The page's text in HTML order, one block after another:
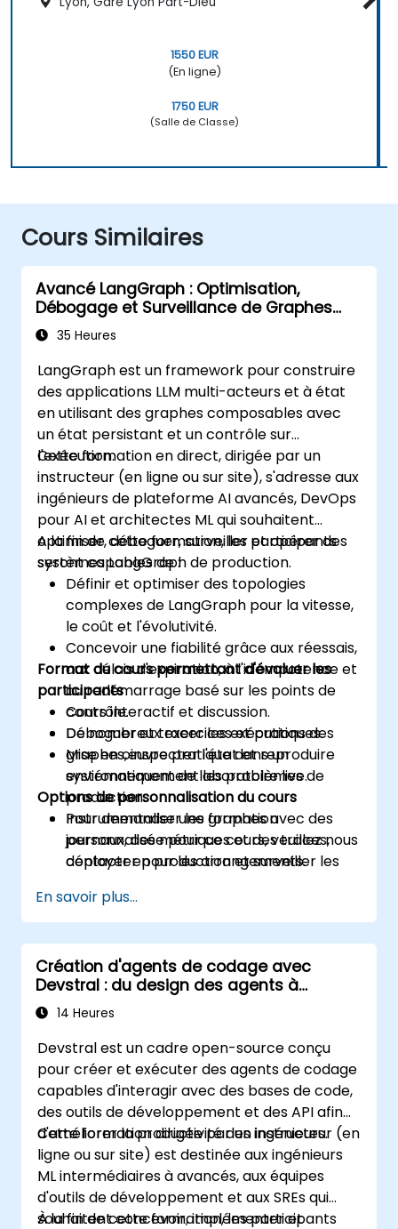
1550 EUR
(En ligne)
1750 EUR
(Salle de Classe)
Cours Similaires
Avancé LangGraph : Optimisation,
Débogage et Surveillance de Graphes
complexes
35 Heures
LangGraph est un framework pour construire
des applications LLM multi-acteurs et à état
en utilisant des graphes composables avec
un état persistant et un contrôle sur
l'exécution.
Cette formation en direct, dirigée par un
instructeur (en ligne ou sur site), s'adresse aux
ingénieurs de plateforme AI avancés, DevOps
pour AI et architectes ML qui souhaitent
optimiser, déboguer, surveiller et opérer des
systèmes LangGraph de production.
A la fin de cette formation, les participants
seront capables de :
Définir et optimiser des topologies
complexes de LangGraph pour la vitesse,
le coût et l'évolutivité.
Concevoir une fiabilité grâce aux réessais,
aux délais d'expiration, à l'idempotence et
au redémarrage basé sur les points de
contrôle.
Déboguer et tracer les exécutions des
graphes, inspecter l'état et reproduire
systématiquement les problèmes de
production.
Instrumentaliser les graphes avec des
journaux, des métriques et des traces,
déployer en production et surveiller les
Format du cours permettant d'évaluer les
participants
Cours interactif et discussion.
De nombreux exercices et pratiques.
Mise en œuvre pratique dans un
environnement de laboratoire live.
Options de personnalisation du cours
Pour demander une formation
personnalisée pour ce cours, veuillez nous
contacter pour les arrangements.
En savoir plus...
Création d'agents de codage avec
Devstral : du design des agents à
l'outillage
14 Heures
Devstral est un cadre open-source conçu
pour créer et exécuter des agents de codage
capables d'interagir avec des bases de code,
des outils de développement et des API afin
d'améliorer la productivité des ingénieurs.
Cette formation dirigée par un instructeur (en
ligne ou sur site) est destinée aux ingénieurs
ML intermédiaires à avancés, aux équipes
d'outils de développement et aux SREs qui
souhaitent concevoir, implémenter et
À la fin de cette formation, les participants